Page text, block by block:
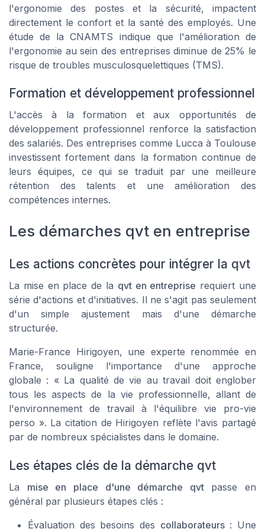
l'ergonomie des postes et la sécurité, impactent
directement le confort et la santé des employés. Une
étude de la CNAMTS indique que l'amélioration de
l'ergonomie au sein des entreprises diminue de 25% le
risque de troubles musculosquelettiques (TMS).
Formation et développement professionnel
L'accès à la formation et aux opportunités de
développement professionnel renforce la satisfaction
des salariés. Des entreprises comme Lucca à Toulouse
investissent fortement dans la formation continue de
leurs équipes, ce qui se traduit par une meilleure
rétention des talents et une amélioration des
compétences internes.
Les démarches qvt en entreprise
Les actions concrètes pour intégrer la qvt
La mise en place de la qvt en entreprise requiert une
série d'actions et d'initiatives. Il ne s'agit pas seulement
d'un simple ajustement mais d'une démarche
structurée.
Marie-France Hirigoyen, une experte renommée en
France, souligne l'importance d'une approche
globale : « La qualité de vie au travail doit englober
tous les aspects de la vie professionnelle, allant de
l'environnement de travail à l'équilibre vie pro-vie
perso ». La citation de Hirigoyen reflète l'avis partagé
par de nombreux spécialistes dans le domaine.
Les étapes clés de la démarche qvt
La mise en place d'une démarche qvtpasse en
général par plusieurs étapes clés :
Évaluation des besoins des collaborateurs: Une